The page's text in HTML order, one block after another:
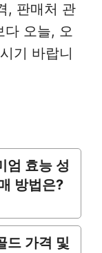
, 판매처 관
다 오늘, 오
기 바랍니
엄 효능 성
방법은?
드 가격 및